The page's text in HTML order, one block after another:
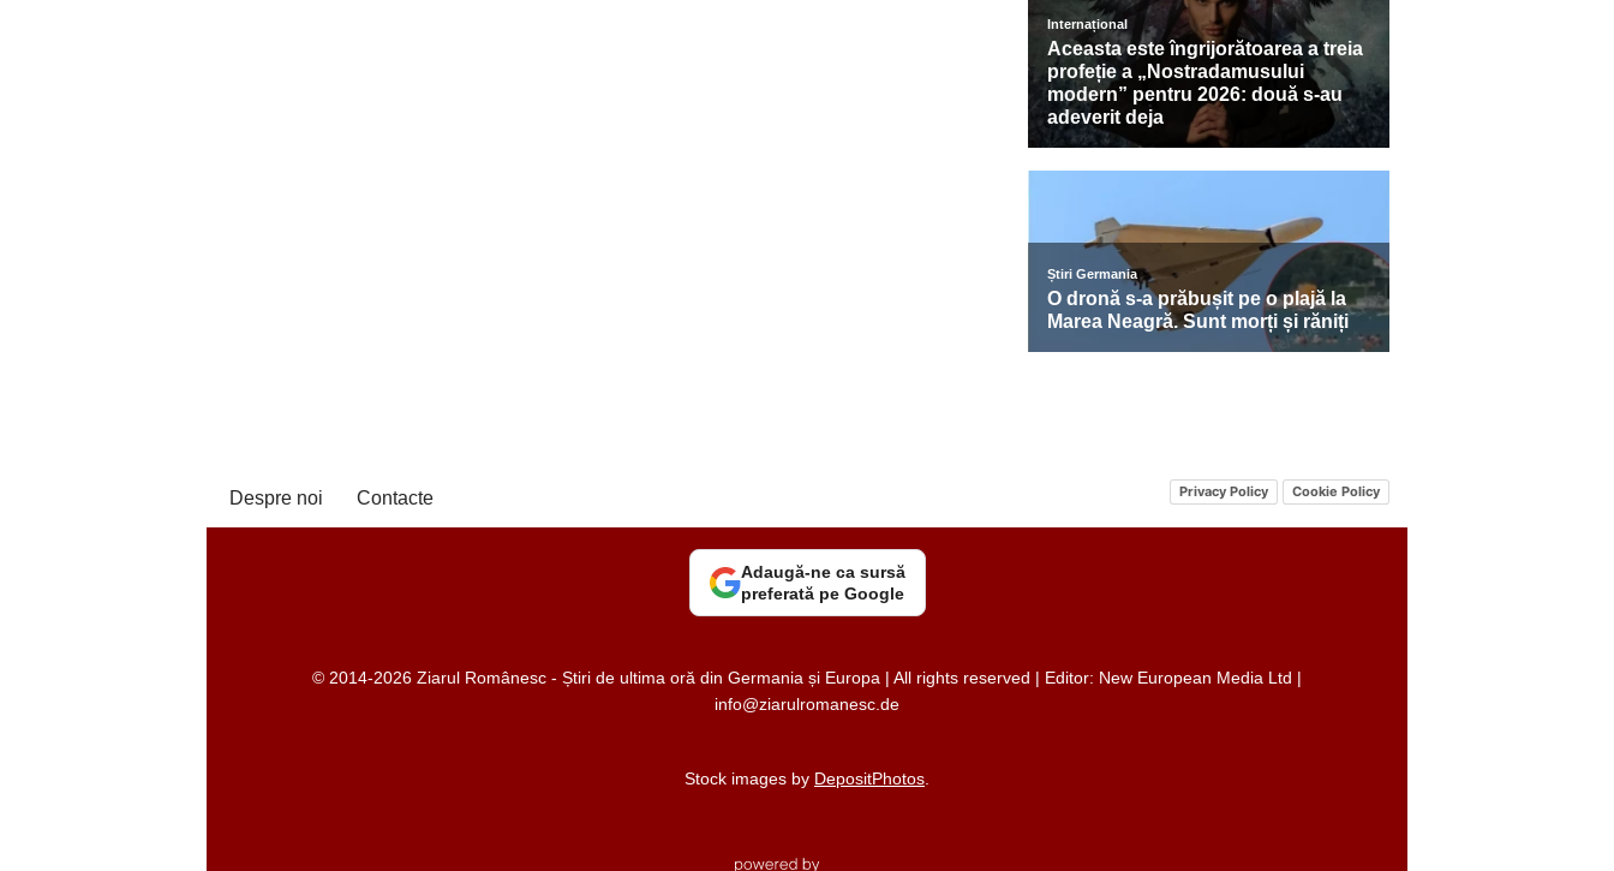
Despre noi Contacte Privacy Policy Cookie Policy
Adaugă-ne ca sursă
preferată pe Google
© 2014-2026 Ziarul Românesc - Știri de ultima oră din Germania și Europa | All rights reserved | Editor: New European Media Ltd |
info@ziarulromanesc.de
Stock images by DepositPhotos